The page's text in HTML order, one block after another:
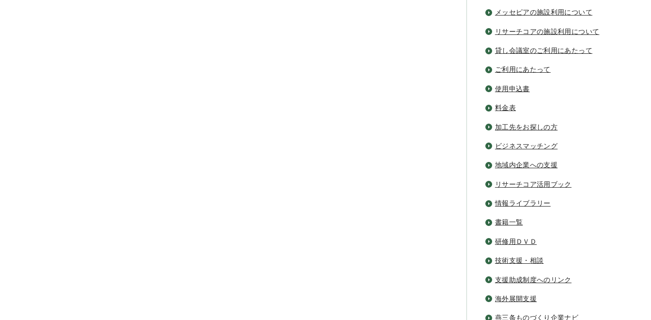
メッセピアの施設利用について
リサーチコアの施設利用について
貸し会議室のご利用にあたって
ご利用にあたって
使用申込書
料金表
加工先をお探しの方
ビジネスマッチング
地域内企業への支援
リサーチコア活用ブック
情報ライブラリー
書籍一覧
研修用ＤＶＤ
技術支援・相談
支援助成制度へのリンク
海外展開支援
燕三条ものづくり企業ナビ